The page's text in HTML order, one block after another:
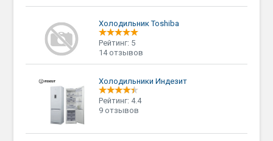
Холодильник Toshiba
Рейтинг: 5
14 отзывов
Холодильники Индезит
Рейтинг: 4.4
9 отзывов